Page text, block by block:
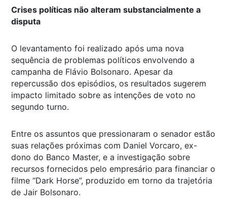
Crises políticas não alteram substancialmente a
disputa
O levantamento foi realizado após uma nova
sequência de problemas políticos envolvendo a
campanha de Flávio Bolsonaro. Apesar da
repercussão dos episódios, os resultados sugerem
impacto limitado sobre as intenções de voto no
segundo turno.
Entre os assuntos que pressionaram o senador estão
suas relações próximas com Daniel Vorcaro, ex-
dono do Banco Master, e a investigação sobre
recursos fornecidos pelo empresário para financiar o
filme “Dark Horse”, produzido em torno da trajetória
de Jair Bolsonaro.